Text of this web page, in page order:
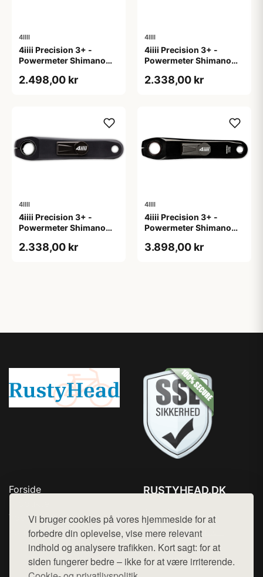
Vi bruger cookies på vores hjemmeside for at
forbedre din oplevelse, vise mere relevant
indhold og analysere trafikken. Kort sagt: for at
siden fungerer bedre – ikke for at være irriterende.
4IIII
4iiii Precision 3+ -
Powermeter Shimano
- 170mm
2.498,00 kr
4IIII
4iiii Precision 3+ -
Powermeter Shimano
- 172,5mm
2.338,00 kr
4IIII
4iiii Precision 3+ -
Powermeter Shimano
- 175mm
2.338,00 kr
4IIII
4iiii Precision 3+ -
Powermeter Shimano
side - 165mm
3.898,00 kr
Forside
Top Rabatter
Kontakt
RUSTYHEAD.DK
Mail: hej@want.dk
Cookie- og privatlivspolitik